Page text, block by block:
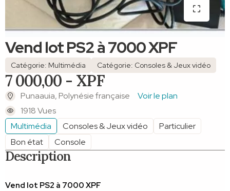
Vend lot PS2 à 7000 XPF
Catégorie: Multimédia Catégorie: Consoles & Jeux vidéo
7 000,00 - XPF
Punaauia, Polynésie française
Voir le plan
1918 Vues
Multimédia
Consoles & Jeux vidéo
Particulier
Bon état
Console
Description
Vend lot PS2 à 7000 XPF